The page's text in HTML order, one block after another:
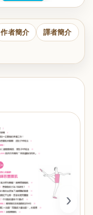
作者簡介 譯者簡介
›